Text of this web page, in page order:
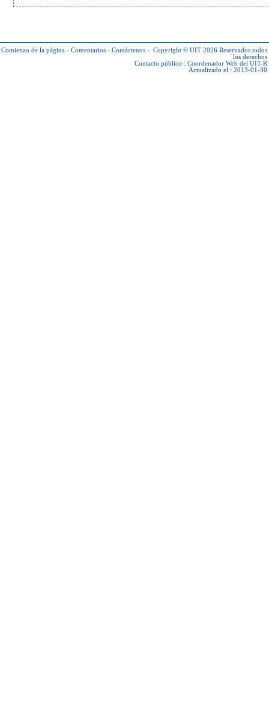
Comienzo de la página - Comentarios - Contáctenos - Copyright © UIT 2026 Reservados todos
los derechos
Contacto público : Coordenador Web del UIT-R
Actualizado el : 2013-01-30